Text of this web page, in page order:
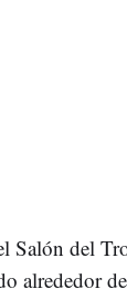
Salón del
alrededor